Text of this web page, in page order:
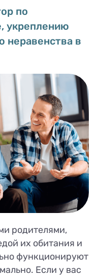
по
укреплению
неравенства в
родителями,
их обитания и
функционируют
Если у вас